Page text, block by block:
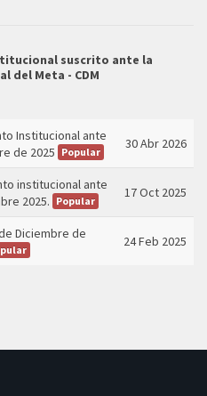
suscrito ante la
del Meta - CDM
Institucional ante
de 2025 Popular
30 Abr 2026
institucional ante
2025. Popular
17 Oct 2025
Diciembre de
24 Feb 2025